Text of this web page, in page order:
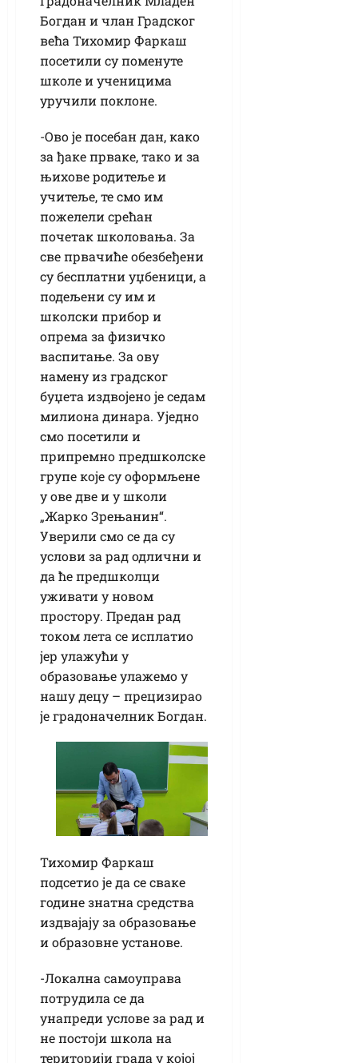
Богдан и члан Градског
већа Тихомир Фаркаш
посетили су поменуте
школе и ученицима
уручили поклоне.
-Ово је посебан дан, како
за ђаке прваке, тако и за
њихове родитеље и
учитеље, те смо им
пожелели срећан
почетак школовања. За
све првачиће обезбеђени
су бесплатни уџбеници, а
подељени су им и
школски прибор и
опрема за физичко
васпитање. За ову
намену из градског
буџета издвојено је седам
милиона динара. Уједно
смо посетили и
припремно предшколске
групе које су оформљене
у ове две и у школи
„Жарко Зрењанин“.
Уверили смо се да су
услови за рад одлични и
да ће предшколци
уживати у новом
простору. Предан рад
током лета се исплатио
јер улажући у
образовање улажемо у
нашу децу – прецизирао
је градоначелник Богдан.
Тихомир Фаркаш
подсетио је да се сваке
године знатна средства
издвајају за образовање
и образовне установе.
-Локална самоуправа
потрудила се да
унапреди услове за рад и
не постоји школа на
територији града у којој